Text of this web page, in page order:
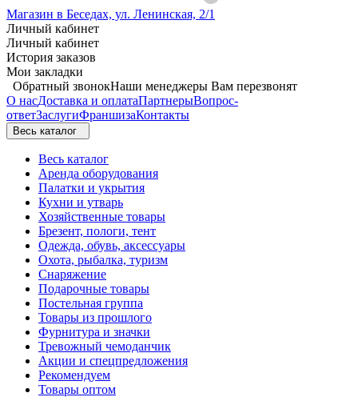
Магазин в Беседах, ул. Ленинская, 2/1
Личный кабинет
Личный кабинет
История заказов
Мои закладки
Обратный звонокНаши менеджеры Вам перезвонят
О насДоставка и оплатаПартнерыВопрос-
ответЗаслугиФраншизаКонтакты
Весь каталог
Весь каталог
Аренда оборудования
Палатки и укрытия
Кухни и утварь
Хозяйственные товары
Брезент, пологи, тент
Одежда, обувь, аксессуары
Охота, рыбалка, туризм
Снаряжение
Подарочные товары
Постельная группа
Товары из прошлого
Фурнитура и значки
Тревожный чемоданчик
Акции и спецпредложения
Рекомендуем
Товары оптом